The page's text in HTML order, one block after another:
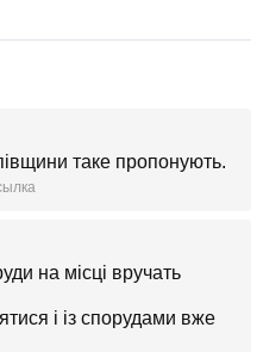
таке пропонують.
на місці вручать
і із спорудами вже